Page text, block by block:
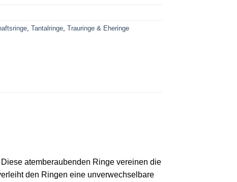
, Tantalringe, Trauringe & Eheringe
Diese atemberaubenden Ringe vereinen die
den Ringen eine unverwechselbare